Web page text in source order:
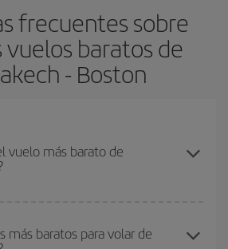
frecuentes sobre
baratos de
- Boston
vuelo más barato de
barato si evitas temporadas altas,
y puedes ser flexible con las fechas y
más baratos para volar de